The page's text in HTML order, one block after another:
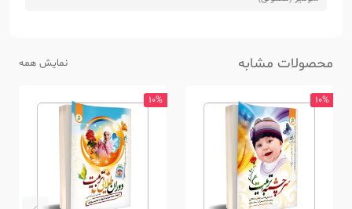
محصولات مشابه نمایش همه
10%
10%